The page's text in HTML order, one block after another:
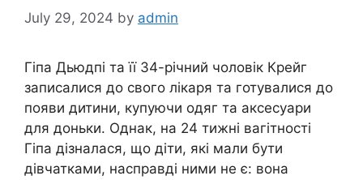
July 29, 2024 by admin
Гіпа Дьюдпі та її 34-річний чоловік Крейг
записалися до свого лікаря та готувалися до
появи дитини, купуючи одяг та аксесуари
для доньки. Однак, на 24 тижні вагітності
Гіпа дізналася, що діти, які мали бути
дівчатками, насправді ними не є: вона